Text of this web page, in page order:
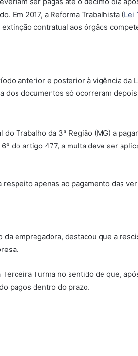
ser pagas até o décimo dia
Em 2017, a Reforma Trabalhista (Lei
contratual aos órgãos
anterior e posterior à vigência da
dos documentos só ocorreram
Trabalho da 3ª Região (MG) a
do artigo 477, a multa deve ser
apenas ao pagamento das
empregadora, destacou que a
Turma no sentido de que,
pagos dentro do prazo.